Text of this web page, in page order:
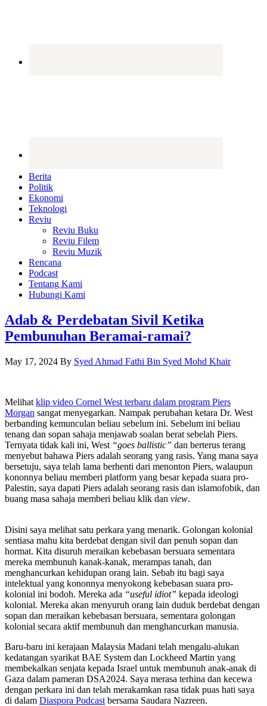
Berita
Politik
Ekonomi
Teknologi
Reviu
Reviu Buku
Reviu Filem
Reviu Muzik
Rencana
Podcast
Tentang Kami
Hubungi Kami
Adab & Perdebatan Sivil Ketika
Pembunuhan Beramai-ramai?
May 17, 2024 By Syed Ahmad Fathi Bin Syed Mohd Khair
Melihat klip video Cornel West terbaru dalam program Piers
Morgan sangat menyegarkan. Nampak perubahan ketara Dr. West
berbanding kemunculan beliau sebelum ini. Sebelum ini beliau
tenang dan sopan sahaja menjawab soalan berat sebelah Piers.
Ternyata tidak kali ini, West “goes ballistic” dan berterus terang
menyebut bahawa Piers adalah seorang yang rasis. Yang mana saya
bersetuju, saya telah lama berhenti dari menonton Piers, walaupun
kononnya beliau memberi platform yang besar kepada suara pro-
Palestin, saya dapati Piers adalah seorang rasis dan islamofobik, dan
buang masa sahaja memberi beliau klik dan view.
Disini saya melihat satu perkara yang menarik. Golongan kolonial
sentiasa mahu kita berdebat dengan sivil dan penuh sopan dan
hormat. Kita disuruh meraikan kebebasan bersuara sementara
mereka membunuh kanak-kanak, merampas tanah, dan
menghancurkan kehidupan orang lain. Sebab itu bagi saya
intelektual yang kononnya menyokong kebebasan suara pro-
kolonial ini bodoh. Mereka ada “useful idiot” kepada ideologi
kolonial. Mereka akan menyuruh orang lain duduk berdebat dengan
sopan dan meraikan kebebasan bersuara, sementara golongan
kolonial secara aktif membunuh dan menghancurkan manusia.
Baru-baru ini kerajaan Malaysia Madani telah mengalu-alukan
kedatangan syarikat BAE System dan Lockheed Martin yang
membekalkan senjata kepada Israel untuk membunuh anak-anak di
Gaza dalam pameran DSA2024. Saya merasa terhina dan kecewa
dengan perkara ini dan telah merakamkan rasa tidak puas hati saya
di dalam Diaspora Podcast bersama Saudara Nazreen.